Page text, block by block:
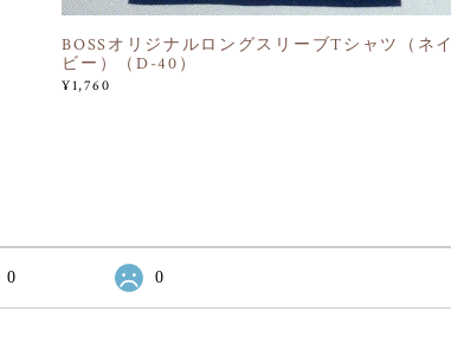
BOSSオリジナルロングスリーブTシャツ（ネイ
ビー）（D-40）
¥1,760
0 0